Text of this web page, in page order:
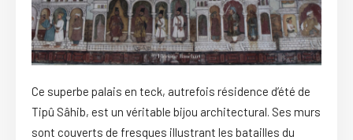
Ce superbe palais en teck, autrefois résidence d’été de
Tipû Sâhib, est un véritable bijou architectural. Ses murs
sont couverts de fresques illustrant les batailles du